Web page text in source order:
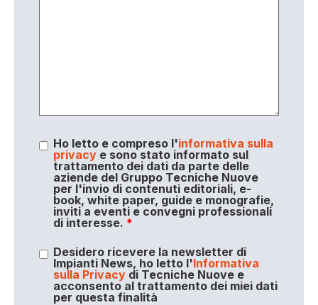
Ho letto e compreso l'informativa sulla
privacye sono stato informato sul
trattamento dei dati da parte delle
aziende del Gruppo Tecniche Nuove
per l'invio di contenuti editoriali, e-
book, white paper, guide e monografie,
inviti a eventi e convegni professionali
di interesse. *
Desidero ricevere la newsletter di
Impianti News, ho letto l'Informativa
sulla Privacydi Tecniche Nuove e
acconsento al trattamento dei miei dati
per questa finalità